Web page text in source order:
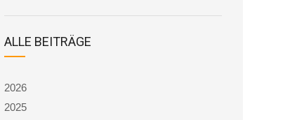
ALLE BEITRÄGE
2026
2025